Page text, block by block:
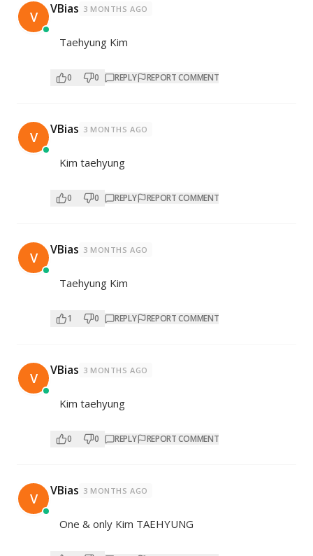
V VBias 3 MONTHS AGO
Taehyung Kim
0 0 REPLY REPORT COMMENT
V VBias 3 MONTHS AGO
Kim taehyung
0 0 REPLY REPORT COMMENT
V VBias 3 MONTHS AGO
Taehyung Kim
1 0 REPLY REPORT COMMENT
V VBias 3 MONTHS AGO
Kim taehyung
0 0 REPLY REPORT COMMENT
V VBias 3 MONTHS AGO
One & only Kim TAEHYUNG